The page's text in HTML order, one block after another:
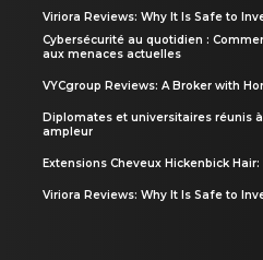
Viriora Reviews: Why It Is Safe to
Cybersécurité au quotidien :
aux menaces actuelles
VYCgroup Reviews: A Broker with
Diplomates et universitaires réunis
ampleur
Extensions Cheveux Hickenbick
Viriora Reviews: Why It Is Safe to